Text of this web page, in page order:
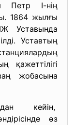
Петр І-нің
1864 жылғы
Уставында
Уставтың
қажеттілігі
жобасына
кейін,
сінде өз